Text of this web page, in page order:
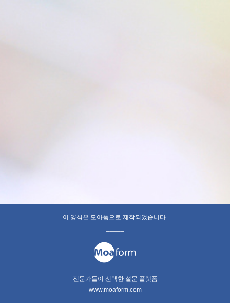
이 양식은 모아폼으로 제작되었습니다.
전문가들이 선택한 설문 플랫폼
www.moaform.com